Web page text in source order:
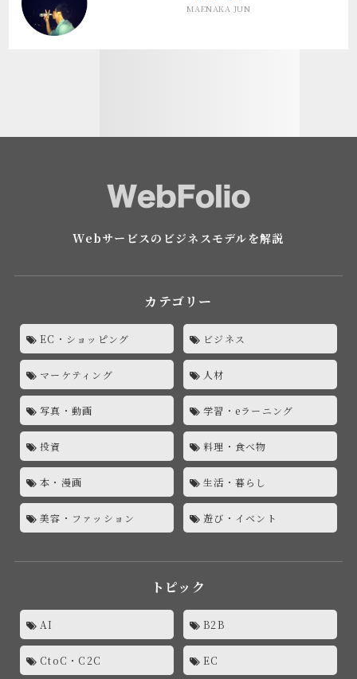
MAENAKA JUN
Webサービスのビジネスモデルを解説
カテゴリー
EC・ショッピング ビジネス
マーケティング 人材
写真・動画 学習・eラーニング
投資 料理・食べ物
本・漫画 生活・暮らし
美容・ファッション 遊び・イベント
トピック
AI B2B
CtoC・C2C EC